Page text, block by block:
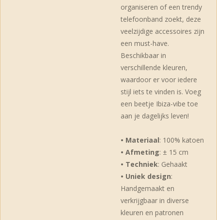
organiseren of een trendy
telefoonband zoekt, deze
veelzijdige accessoires zijn
een must-have.
Beschikbaar in
verschillende kleuren,
waardoor er voor iedere
stijl iets te vinden is. Voeg
een beetje Ibiza-vibe toe
aan je dagelijks leven!
• Materiaal: 100% katoen
• Afmeting: ± 15 cm
• Techniek: Gehaakt
• Uniek design:
Handgemaakt en
verkrijgbaar in diverse
kleuren en patronen